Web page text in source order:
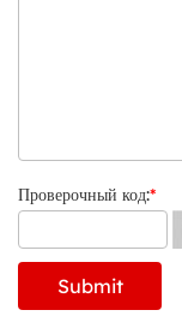
Проверочный код:*